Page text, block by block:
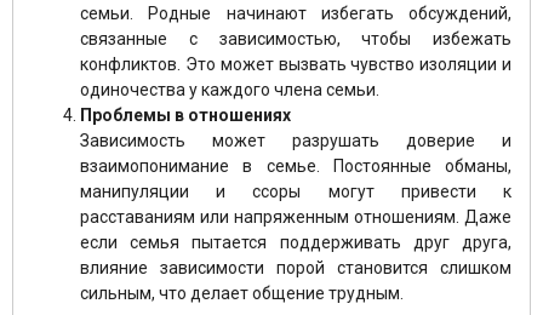
семьи. Родные начинают избегать обсуждений,
связанные с зависимостью, чтобы избежать
конфликтов. Это может вызвать чувство изоляции и
одиночества у каждого члена семьи.
Проблемы в отношениях
Зависимость может разрушать доверие и
взаимопонимание в семье. Постоянные обманы,
манипуляции и ссоры могут привести к
расставаниям или напряженным отношениям. Даже
если семья пытается поддерживать друг друга,
влияние зависимости порой становится слишком
сильным, что делает общение трудным.